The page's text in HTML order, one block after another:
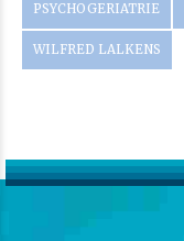
PSYCHOGERIATRIE
WILFRED LALKENS